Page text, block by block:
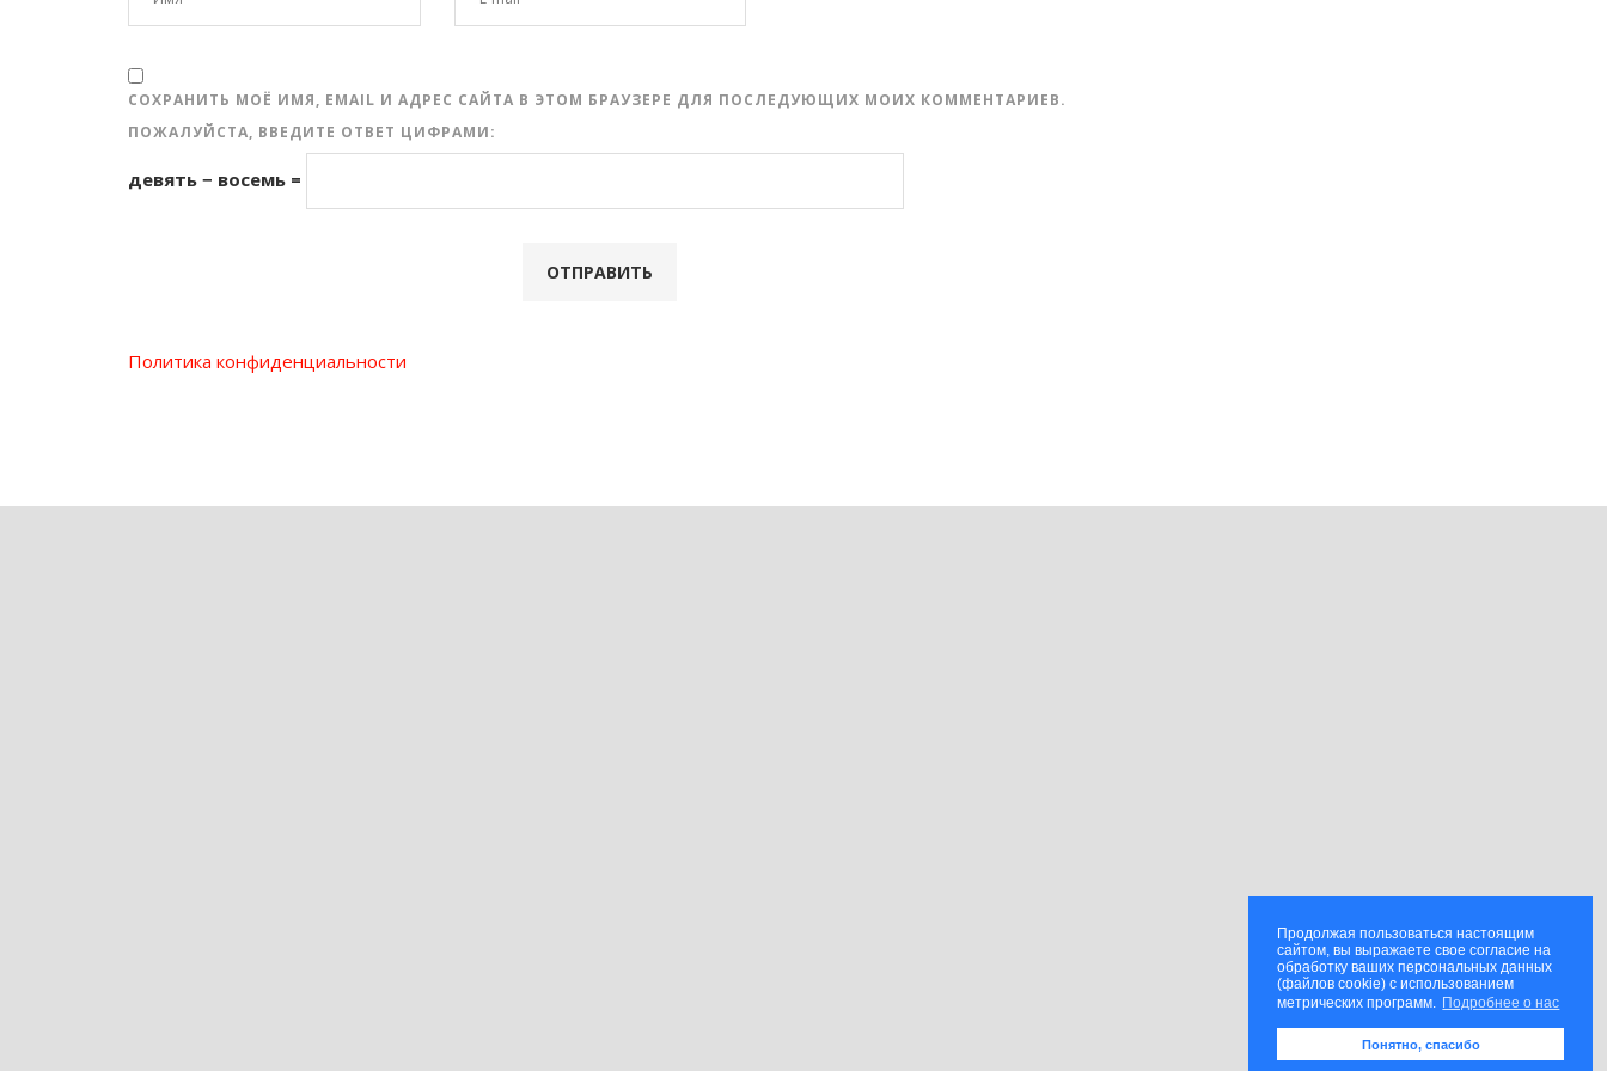
Продолжая пользоваться настоящим
сайтом, вы выражаете свое согласие на
обработку ваших персональных данных
(файлов cookie) с использованием
метрических программ. Подробнее о нас
Понятно, спасибо
СОХРАНИТЬ МОЁ ИМЯ, EMAIL И АДРЕС САЙТА В ЭТОМ БРАУЗЕРЕ ДЛЯ ПОСЛЕДУЮЩИХ МОИХ КОММЕНТАРИЕВ.
ПОЖАЛУЙСТА, ВВЕДИТЕ ОТВЕТ ЦИФРАМИ:
девять − восемь =
Политика конфиденциальности